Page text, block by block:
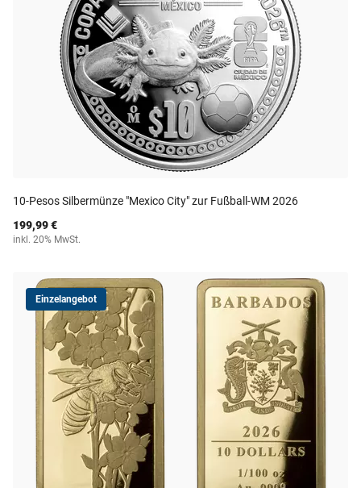
10-Pesos Silbermünze "Mexico City" zur Fußball-WM 2026
199,99 €
inkl. 20% MwSt.
Einzelangebot